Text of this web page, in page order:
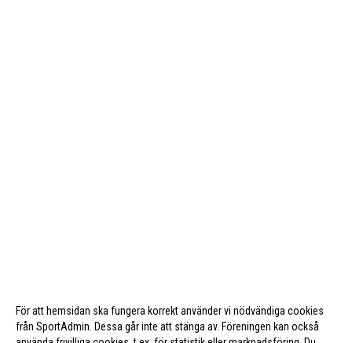
För att hemsidan ska fungera korrekt använder vi nödvändiga cookies
från SportAdmin. Dessa går inte att stänga av. Föreningen kan också